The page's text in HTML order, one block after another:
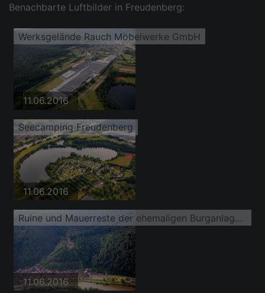
Benachbarte Luftbilder in Freudenberg:
Werksgelände Rauch Möbelwerke GmbH
11.06.2016
Seecamping Freudenberg
11.06.2016
Ruine und Mauerreste der ehemaligen Burganlage und Feste Burg Freudenburg
11.06.2016